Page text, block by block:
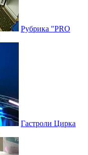
Рубрика "PRO
Гастроли Цирка